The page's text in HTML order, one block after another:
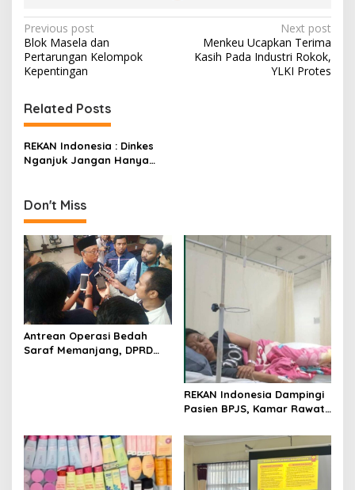
P
o
s
t
n
a
v
g
a
t
i
n
Previous post
Blok Masela dan
Pertarungan Kelompok
Kepentingan
Next post
Menkeu Ucapkan Terima
Kasih Pada Industri Rokok,
YLKI Protes
Related Posts
REKAN Indonesia : Dinkes
Nganjuk Jangan Hanya
Don't Miss
Antrean Operasi Bedah
Saraf Memanjang, DPRD
REKAN Indonesia Dampingi
Pasien BPJS, Kamar Rawat